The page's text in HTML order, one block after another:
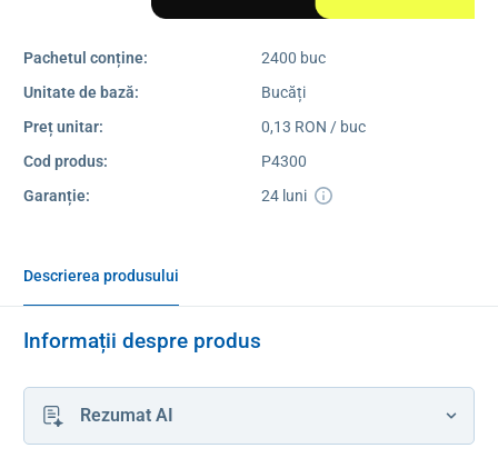
Pachetul conține:
2400 buc
Unitate de bază:
Bucăți
Preț unitar:
0,13 RON / buc
Cod produs:
P4300
Garanție:
24 luni
Descrierea produsului
Informații despre produs
Rezumat AI